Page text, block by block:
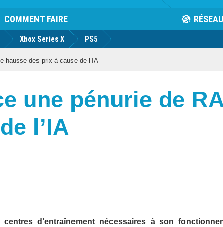
COMMENT FAIRE RÉSEAU
Xbox Series X PS5
hausse des prix à cause de l’IA
une pénurie de
l’IA
d’entraînement nécessaires à son